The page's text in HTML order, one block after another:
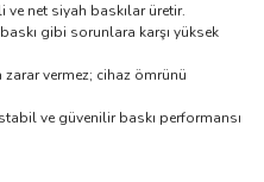
net siyah baskılar üretir.
gibi sorunlara karşı yüksek
zarar vermez; cihaz ömrünü
ve güvenilir baskı performansı